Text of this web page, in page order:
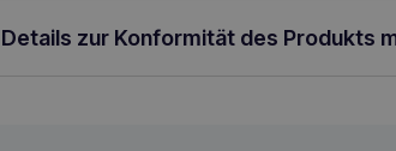
Hälfte).
Details zur Konformität des Produkts